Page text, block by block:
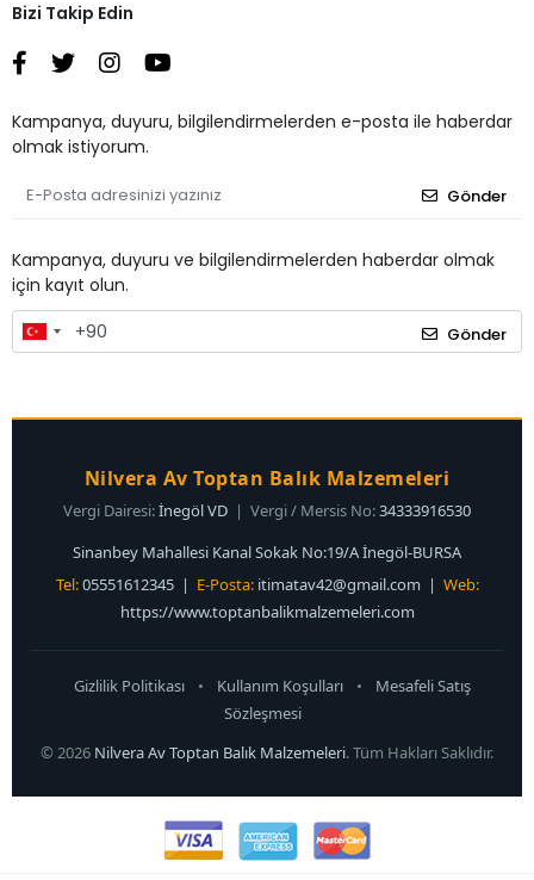
Bizi Takip Edin
Kampanya, duyuru, bilgilendirmelerden e-posta ile haberdar
olmak istiyorum.
Gönder
Kampanya, duyuru ve bilgilendirmelerden haberdar olmak
için kayıt olun.
Gönder
Nilvera Av Toptan Balık Malzemeleri
Vergi Dairesi:İnegöl VD | Vergi / Mersis No:34333916530
Sinanbey Mahallesi Kanal Sokak No:19/A İnegöl-BURSA
Tel:05551612345 | E-Posta: itimatav42@gmail.com | Web:
https://www.toptanbalikmalzemeleri.com
Gizlilik Politikası • Kullanım Koşulları •
Mesafeli Satış
Sözleşmesi
© 2026 Nilvera Av Toptan Balık Malzemeleri. Tüm Hakları Saklıdır.